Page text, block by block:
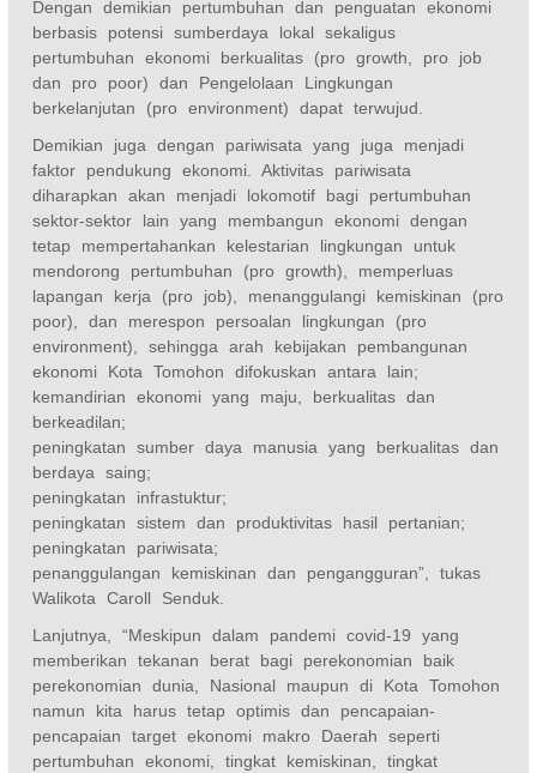
Dengan demikian pertumbuhan dan penguatan ekonomi
berbasis potensi sumberdaya lokal sekaligus
pertumbuhan ekonomi berkualitas (pro growth, pro job
dan pro poor) dan Pengelolaan Lingkungan
berkelanjutan (pro environment) dapat terwujud.
Demikian juga dengan pariwisata yang juga menjadi
faktor pendukung ekonomi. Aktivitas pariwisata
diharapkan akan menjadi lokomotif bagi pertumbuhan
sektor-sektor lain yang membangun ekonomi dengan
tetap mempertahankan kelestarian lingkungan untuk
mendorong pertumbuhan (pro growth), memperluas
lapangan kerja (pro job), menanggulangi kemiskinan (pro
poor), dan merespon persoalan lingkungan (pro
environment), sehingga arah kebijakan pembangunan
ekonomi Kota Tomohon difokuskan antara lain;
kemandirian ekonomi yang maju, berkualitas dan
berkeadilan;
peningkatan sumber daya manusia yang berkualitas dan
berdaya saing;
peningkatan infrastuktur;
peningkatan sistem dan produktivitas hasil pertanian;
peningkatan pariwisata;
penanggulangan kemiskinan dan pengangguran”, tukas
Walikota Caroll Senduk.
Lanjutnya, “Meskipun dalam pandemi covid-19 yang
memberikan tekanan berat bagi perekonomian baik
perekonomian dunia, Nasional maupun di Kota Tomohon
namun kita harus tetap optimis dan pencapaian-
pencapaian target ekonomi makro Daerah seperti
pertumbuhan ekonomi, tingkat kemiskinan, tingkat